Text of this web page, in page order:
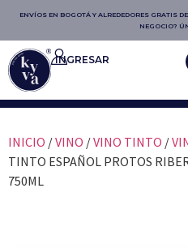
ENVÍOS EN BOGOTÁ Y ALREDEDORES GRATIS
NEGOCIO?
INGRESAR
INICIO /VINO /VINO TINTO /
TINTO ESPAÑOL PROTOS
750ML